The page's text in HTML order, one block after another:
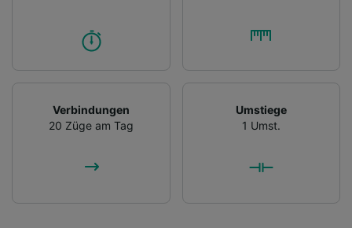
Verbindungen
20 Züge am Tag
Umstiege
1 Umst.